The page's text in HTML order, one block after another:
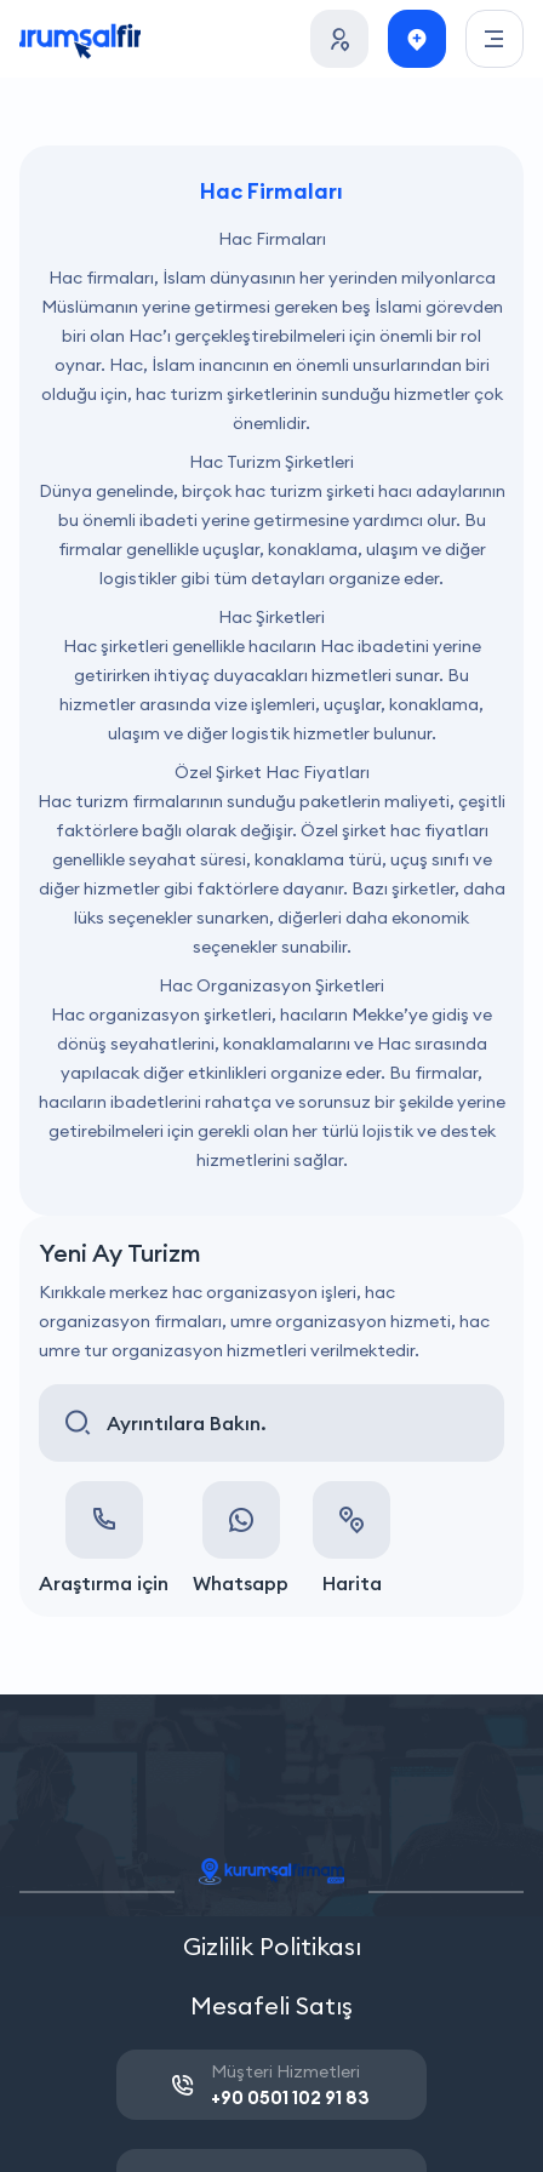
Hac Firmaları
Hac Firmaları
Hac firmaları, İslam dünyasının her yerinden milyonlarca
Müslümanın yerine getirmesi gereken beş İslami görevden
biri olan Hac’ı gerçekleştirebilmeleri için önemli bir rol
oynar. Hac, İslam inancının en önemli unsurlarından biri
olduğu için, hac turizm şirketlerinin sunduğu hizmetler çok
önemlidir.
Hac Turizm Şirketleri
Dünya genelinde, birçok hac turizm şirketi hacı adaylarının
bu önemli ibadeti yerine getirmesine yardımcı olur. Bu
firmalar genellikle uçuşlar, konaklama, ulaşım ve diğer
logistikler gibi tüm detayları organize eder.
Hac Şirketleri
Hac şirketleri genellikle hacıların Hac ibadetini yerine
getirirken ihtiyaç duyacakları hizmetleri sunar. Bu
hizmetler arasında vize işlemleri, uçuşlar, konaklama,
ulaşım ve diğer logistik hizmetler bulunur.
Özel Şirket Hac Fiyatları
Hac turizm firmalarının sunduğu paketlerin maliyeti, çeşitli
faktörlere bağlı olarak değişir. Özel şirket hac fiyatları
genellikle seyahat süresi, konaklama türü, uçuş sınıfı ve
diğer hizmetler gibi faktörlere dayanır. Bazı şirketler, daha
lüks seçenekler sunarken, diğerleri daha ekonomik
seçenekler sunabilir.
Hac Organizasyon Şirketleri
Hac organizasyon şirketleri, hacıların Mekke’ye gidiş ve
dönüş seyahatlerini, konaklamalarını ve Hac sırasında
yapılacak diğer etkinlikleri organize eder. Bu firmalar,
hacıların ibadetlerini rahatça ve sorunsuz bir şekilde yerine
getirebilmeleri için gerekli olan her türlü lojistik ve destek
hizmetlerini sağlar.
Yeni Ay Turizm
Kırıkkale merkez hac organizasyon işleri, hac
organizasyon firmaları, umre organizasyon hizmeti, hac
umre tur organizasyon hizmetleri verilmektedir.
Ayrıntılara Bakın.
Araştırma için Whatsapp Harita
Gizlilik Politikası
Mesafeli Satış
Müşteri Hizmetleri
+90 0501 102 91 83